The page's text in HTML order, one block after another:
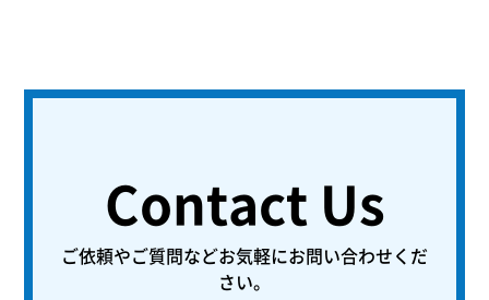
Contact Us
ご依頼やご質問などお気軽にお問い合わせくだ
さい。